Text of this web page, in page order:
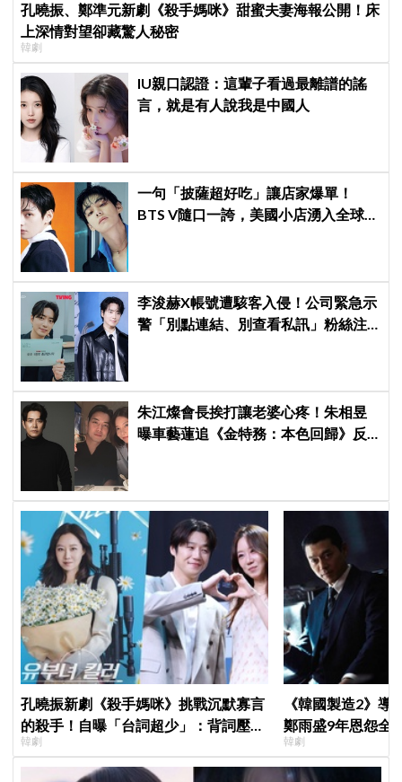
孔曉振、鄭準元新劇《殺手媽咪》甜蜜夫妻海報公開！床
上深情對望卻藏驚人秘密
韓劇
IU親口認證：這輩子看過最離譜的謠
言，就是有人說我是中國人
一句「披薩超好吃」讓店家爆單！
BTS V隨口一誇，美國小店湧入全球
李浚赫X帳號遭駭客入侵！公司緊急示
警「別點連結、別查看私訊」粉絲注
朱江燦會長挨打讓老婆心疼！朱相昱
曝車藝蓮追《金特務：本色回歸》反
孔曉振新劇《殺手媽咪》挑戰沉默寡言
的殺手！自曝「台詞超少」：背詞壓力
小很多XD
韓劇
《韓國製造2》導
鄭雨盛9年恩怨全
後？
韓劇